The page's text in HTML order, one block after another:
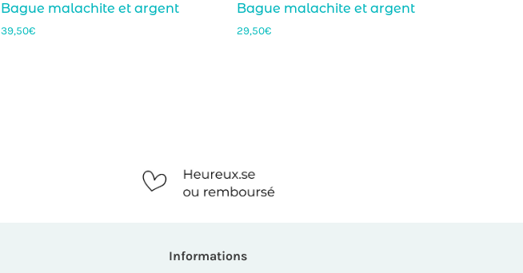
Bague malachite et argent
39,50€
Bague malachite et argent
29,50€
Informations